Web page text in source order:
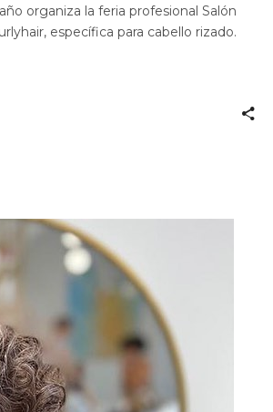
organiza la feria profesional Salón
específica para cabello rizado.